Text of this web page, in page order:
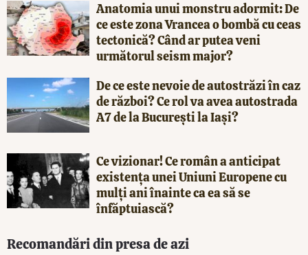
Anatomia unui monstru adormit: De
ce este zona Vrancea o bombă cu ceas
tectonică? Când ar putea veni
următorul seism major?
De ce este nevoie de autostrăzi în caz
de război? Ce rol va avea autostrada
A7 de la București la Iași?
Ce vizionar! Ce român a anticipat
existența unei Uniuni Europene cu
mulți ani înainte ca ea să se
înfăptuiască?
Recomandări din presa de azi